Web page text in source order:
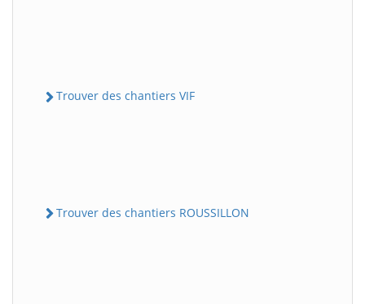
Trouver des chantiers VIF
Trouver des chantiers ROUSSILLON